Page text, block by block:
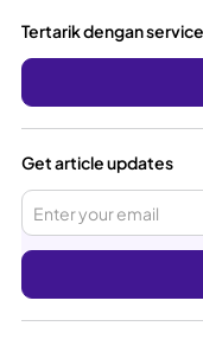
Tertarik dengan
Get article updates